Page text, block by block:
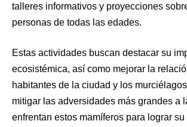
talleres informativos y proyecciones
personas de todas las edades.
Estas actividades buscan destacar su
ecosistémica, así como mejorar la
habitantes de la ciudad y los
mitigar las adversidades más grandes a
enfrentan estos mamíferos para lograr